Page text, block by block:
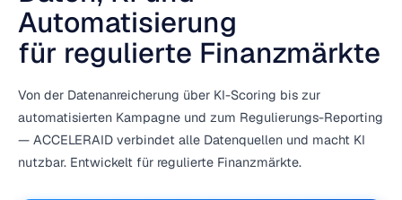
Automatisierung
für regulierte Finanzmärkte
Von der Datenanreicherung über KI-Scoring bis zur
automatisierten Kampagne und zum Regulierungs-Reporting
— ACCELERAID verbindet alle Datenquellen und macht KI
nutzbar. Entwickelt für regulierte Finanzmärkte.